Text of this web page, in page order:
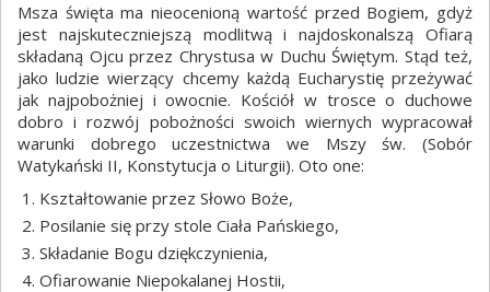
Msza święta ma nieocenioną wartość przed Bogiem, gdyż
jest najskuteczniejszą modlitwą i najdoskonalszą Ofiarą
składaną Ojcu przez Chrystusa w Duchu Świętym. Stąd też,
jako ludzie wierzący chcemy każdą Eucharystię przeżywać
jak najpobożniej i owocnie. Kościół w trosce o duchowe
dobro i rozwój pobożności swoich wiernych wypracował
warunki dobrego uczestnictwa we Mszy św. (Sobór
Watykański II, Konstytucja o Liturgii). Oto one:
Kształtowanie przez Słowo Boże,
Posilanie się przy stole Ciała Pańskiego,
Składanie Bogu dziękczynienia,
Ofiarowanie Niepokalanej Hostii,